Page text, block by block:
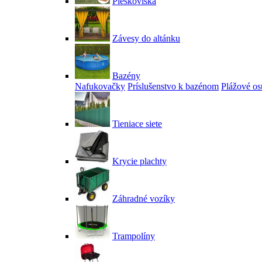
Závesy do altánku
Bazény
Nafukovačky Príslušenstvo k bazénom Plážové
Tieniace siete
Krycie plachty
Záhradné vozíky
Trampolíny